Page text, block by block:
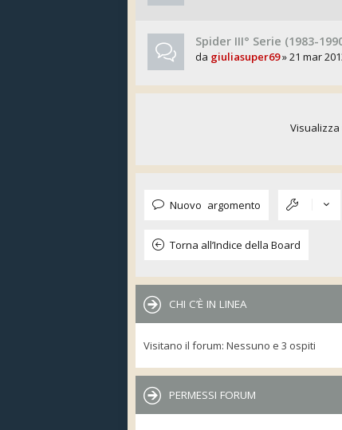
Spider III° Serie (1983-
da giuliasuper69» 21 mar
Nuovo argomento
Torna all’Indice della Board
CHI C’È IN LINEA
Visitano il forum: Nessuno e 3 ospiti
PERMESSI FORUM